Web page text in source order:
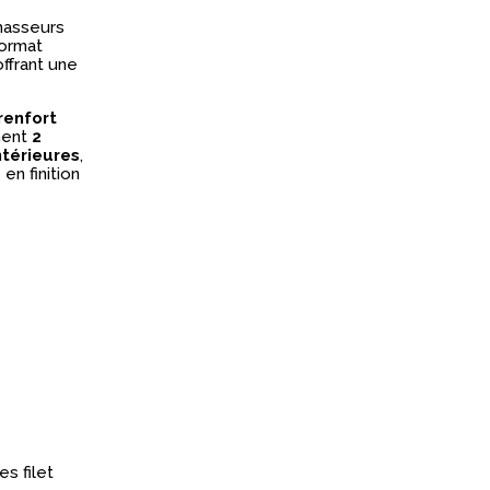
une
2
,
finition
filet